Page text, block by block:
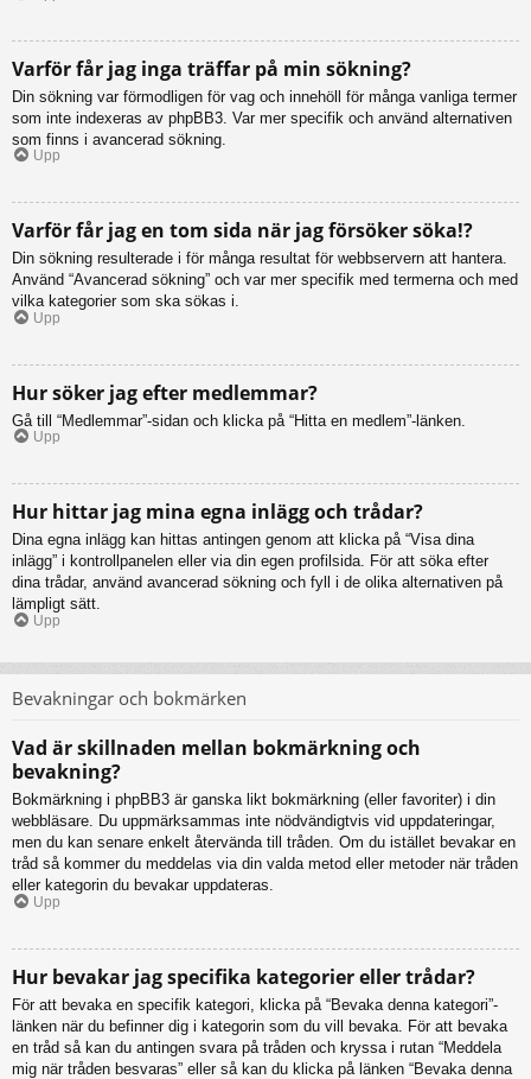
Varför får jag inga träffar på min sökning?
Din sökning var förmodligen för vag och innehöll för många vanliga termer
som inte indexeras av phpBB3. Var mer specifik och använd alternativen
som finns i avancerad sökning.
Upp
Varför får jag en tom sida när jag försöker söka!?
Din sökning resulterade i för många resultat för webbservern att hantera.
Använd “Avancerad sökning” och var mer specifik med termerna och med
vilka kategorier som ska sökas i.
Upp
Hur söker jag efter medlemmar?
Gå till “Medlemmar”-sidan och klicka på “Hitta en medlem”-länken.
Upp
Hur hittar jag mina egna inlägg och trådar?
Dina egna inlägg kan hittas antingen genom att klicka på “Visa dina
inlägg” i kontrollpanelen eller via din egen profilsida. För att söka efter
dina trådar, använd avancerad sökning och fyll i de olika alternativen på
lämpligt sätt.
Upp
Bevakningar och bokmärken
Vad är skillnaden mellan bokmärkning och
bevakning?
Bokmärkning i phpBB3 är ganska likt bokmärkning (eller favoriter) i din
webbläsare. Du uppmärksammas inte nödvändigtvis vid uppdateringar,
men du kan senare enkelt återvända till tråden. Om du istället bevakar en
tråd så kommer du meddelas via din valda metod eller metoder när tråden
eller kategorin du bevakar uppdateras.
Upp
Hur bevakar jag specifika kategorier eller trådar?
För att bevaka en specifik kategori, klicka på “Bevaka denna kategori”-
länken när du befinner dig i kategorin som du vill bevaka. För att bevaka
en tråd så kan du antingen svara på tråden och kryssa i rutan “Meddela
mig när tråden besvaras” eller så kan du klicka på länken “Bevaka denna